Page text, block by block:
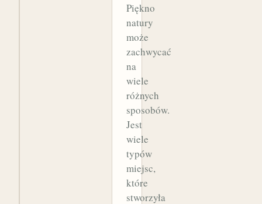
Piękno
natury
może
zachwycać
na
wiele
różnych
sposobów.
Jest
wiele
typów
miejsc,
które
stworzyła